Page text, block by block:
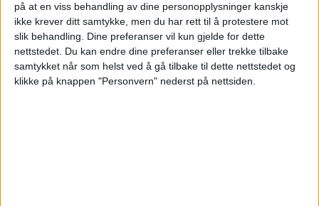
på at en viss behandling av dine personopplysninger kanskje
ikke krever ditt samtykke, men du har rett til å protestere mot
slik behandling. Dine preferanser vil kun gjelde for dette
nettstedet. Du kan endre dine preferanser eller trekke tilbake
samtykket når som helst ved å gå tilbake til dette nettstedet og
klikke på knappen "Personvern" nederst på nettsiden.
sier at han forventer at de trenes på
aktuelle scenarioer knyttet til ulike
beredskapssituasjoner.